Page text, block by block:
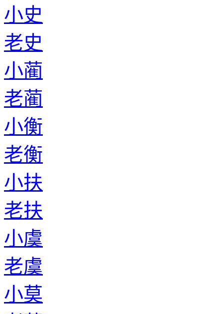
老莫
小杨
老杨
小丁
老丁
小寿
老寿
小符
老符
小冷
老冷